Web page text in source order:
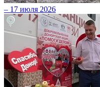
– 17 июля 2026